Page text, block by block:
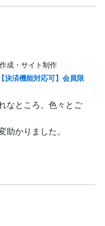
成・サイト制作
決済機能対応可】会員限
なところ、色々とご